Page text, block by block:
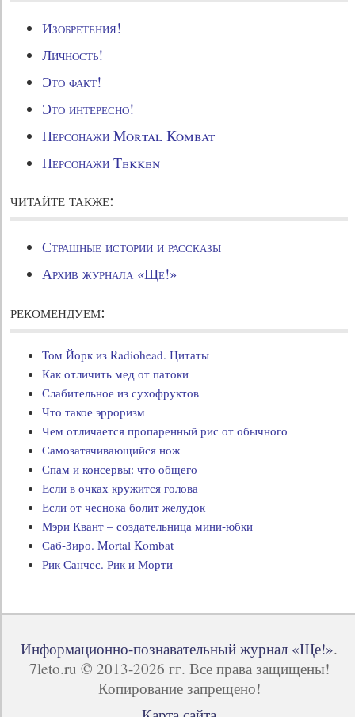
Изобретения!
Личность!
Это факт!
Это интересно!
Персонажи Mortal Kombat
Персонажи Tekken
читайте также:
Страшные истории и рассказы
Архив журнала «Ще!»
рекомендуем:
Том Йорк из Radiohead. Цитаты
Как отличить мед от патоки
Слабительное из сухофруктов
Что такое эрроризм
Чем отличается пропаренный рис от обычного
Самозатачивающийся нож
Спам и консервы: что общего
Если в очках кружится голова
Если от чеснока болит желудок
Мэри Квант – создательница мини-юбки
Саб-Зиро. Mortal Kombat
Рик Санчес. Рик и Морти
Информационно-познавательный журнал «Ще!».
7leto.ru © 2013-2026 гг. Все права защищены!
Копирование запрещено!